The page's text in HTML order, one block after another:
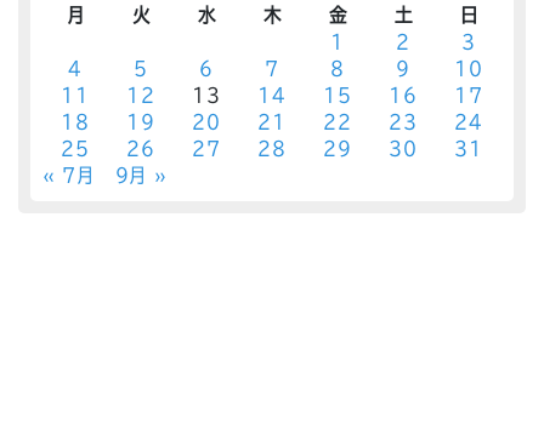
月 火 水 木 金 土
日
1
2
3
4
5 6 7 8 9
10
11
12 13 14 15 16
17
18
19 20 21 22 23
24
25
26 27 28 29 30
31
« 7月
9月 »